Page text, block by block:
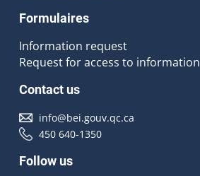
Formulaires
Information request
Request for access to information
Contact us
info@bei.gouv.qc.ca
450 640-1350
Follow us